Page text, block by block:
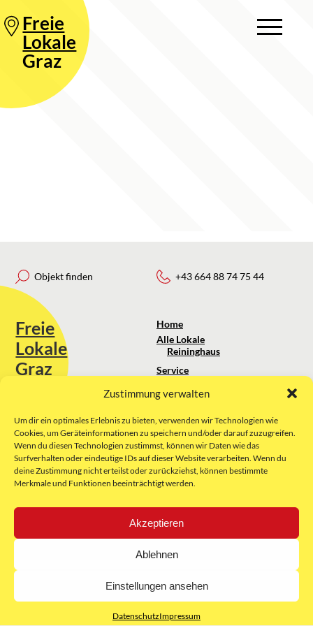
Zustimmung verwalten
Um dir ein optimales Erlebnis zu bieten, verwenden wir Technologien wie
Cookies, um Geräteinformationen zu speichern und/oder darauf zuzugreifen.
Wenn du diesen Technologien zustimmst, können wir Daten wie das
Surfverhalten oder eindeutige IDs auf dieser Website verarbeiten. Wenn du
deine Zustimmung nicht erteilst oder zurückziehst, können bestimmte
Merkmale und Funktionen beeinträchtigt werden.
Akzeptieren
Ablehnen
Einstellungen ansehen
DatenschutzImpressum
Freie
Lokale
Graz
Objekt finden
Freie
Lokale
Graz
Sie erreichen uns unter:
kontakt@freielokale-graz.at
Website by Rubikon Werbeagentur
GmbH
+43 664 88 74 75 44
Home
Alle Lokale
Reininghaus
Service
Über uns
Impressum
AGB
Datenschutz
E-Mail